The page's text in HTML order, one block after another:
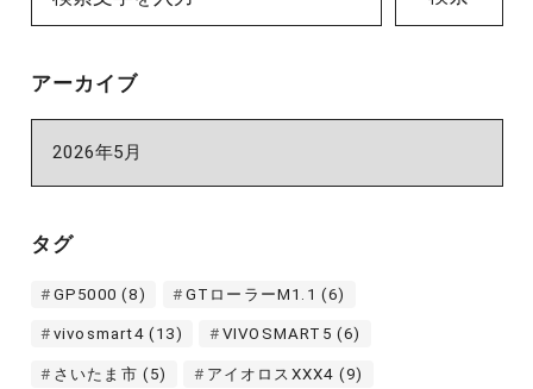
アーカイブ
ブ
タグ
GP5000 (8) GTローラーM1.1 (6)
vivosmart4(13) VIVOSMART5 (6)
さいたま市 (5) アイオロスXXX4 (9)